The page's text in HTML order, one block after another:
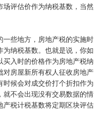
评估价作为纳税基数，当然
一些地方，房地产税的实施时
为纳税基数。也就是说，你如
入时的价格作为房地产税纳
对房屋新所有权人征收房地产
候会对成交价打个折扣作为
就不会出现没有交易数据的情
产税计税基数将定期区块评估